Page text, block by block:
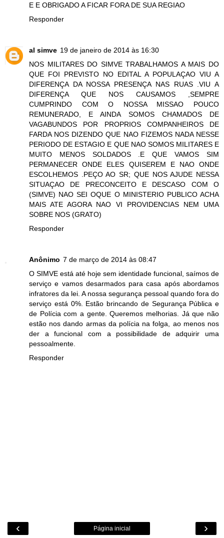
E E OBRIGADO A FICAR FORA DE SUA REGIAO
Responder
al simve 19 de janeiro de 2014 às 16:30
NOS MILITARES DO SIMVE TRABALHAMOS A MAIS DO
QUE FOI PREVISTO NO EDITAL A POPULAÇAO VIU A
DIFERENÇA DA NOSSA PRESENÇA NAS RUAS .VIU A
DIFERENÇA QUE NOS CAUSAMOS ,SEMPRE
CUMPRINDO COM O NOSSA MISSAO POUCO
REMUNERADO, E AINDA SOMOS CHAMADOS DE
VAGABUNDOS POR PROPRIOS COMPANHEIROS DE
FARDA NOS DIZENDO QUE NAO FIZEMOS NADA NESSE
PERIODO DE ESTAGIO E QUE NAO SOMOS MILITARES E
MUITO MENOS SOLDADOS .E QUE VAMOS SIM
PERMANECER ONDE ELES QUISEREM E NAO ONDE
ESCOLHEMOS .PEÇO AO SR; QUE NOS AJUDE NESSA
SITUAÇAO DE PRECONCEITO E DESCASO COM O
(SIMVE) NAO SEI OQUE O MINISTERIO PUBLICO ACHA
MAIS ATE AGORA NAO VI PROVIDENCIAS NEM UMA
SOBRE NOS (GRATO)
Responder
Anônimo 7 de março de 2014 às 08:47
O SIMVE está até hoje sem identidade funcional, saímos de
serviço e vamos desarmados para casa após abordamos
infratores da lei. A nossa segurança pessoal quando fora do
serviço está 0%. Estão brincando de Segurança Pública e
de Polícia com a gente. Queremos melhorias. Já que não
estão nos dando armas da polícia na folga, ao menos nos
der a funcional com a possibilidade de adquirir uma
pessoalmente.
Responder
‹ ›
Página inicial